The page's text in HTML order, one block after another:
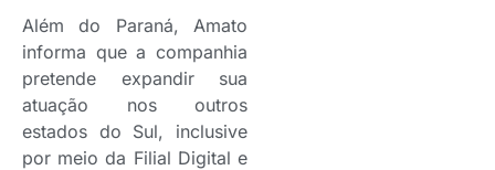
Além do Paraná, Amato
informa que a companhia
pretende expandir sua
atuação nos outros
estados do Sul, inclusive
por meio da Filial Digital e